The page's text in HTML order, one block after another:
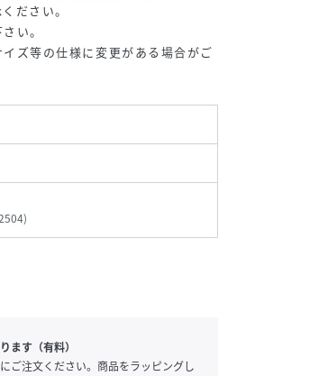
ださい。
い。
ズ等の仕様に変更がある場合がご
)
ます（有料）
ご注文ください。商品をラッピングし